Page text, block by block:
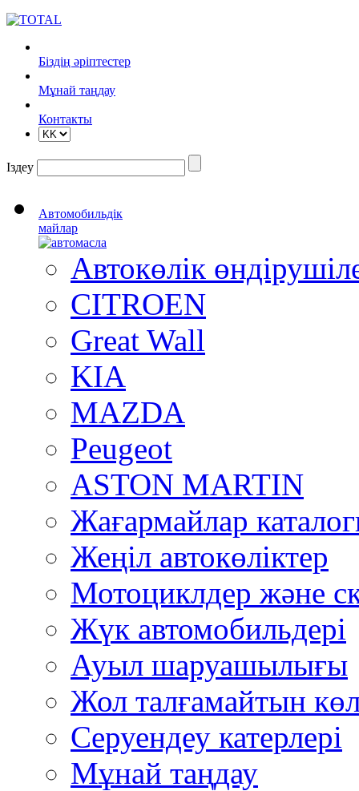
Біздің әріптестер
Mұнай таңдау
Контакты
Іздеу
Автомобильдік
майлар
Автокөлік
CITROEN
Great Wall
KIA
MAZDA
Peugeot
ASTON MARTIN
Жағармайлар
Жеңіл автокөліктер
Мотоциклдер және
Жүк автомобильдері
Ауыл шаруашылығы
Жол талғамайтын
Серуендеу катерлері
Mұнай таңдау